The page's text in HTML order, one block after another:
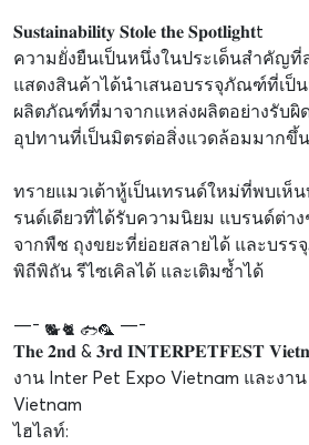
𝐒𝐮𝐬𝐭𝐚𝐢𝐧𝐚𝐛𝐢𝐥𝐢𝐭𝐲 𝐒𝐭𝐨𝐥𝐞 𝐭𝐡𝐞 𝐒𝐩𝐨𝐭𝐥𝐢𝐠𝐡𝐭t
ความยั่งยืนเป็นหนึ่งในประเด็นสำคัญที่
แสดงสินค้าได้นำเสนอบรรจุภัณฑ์ที่เป็
ผลิตภัณฑ์ที่มาจากแหล่งผลิตอย่างรับผิ
อุปทานที่เป็นมิตรต่อสิ่งแวดล้อมมากขึ้น
ทรายแมวเต้าหู้เป็นเทรนด์ใหม่ที่พบเห็
รนด์เดียวที่ได้รับความนิยม แบรนด์ต่า
จากพืช ถุงขยะที่ย่อยสลายได้ และบร
พิถีพิถัน รีไซเคิลได้ และเติมซ้ำได้
—-
—-
𝐓𝐡𝐞 𝟐𝐧𝐝 & 𝟑𝐫𝐝 𝐈𝐍𝐓𝐄𝐑𝐏𝐄𝐓𝐅𝐄𝐒𝐓
งาน Inter Pet Expo Vietnam และงา
Vietnam
ไฮไลท์: